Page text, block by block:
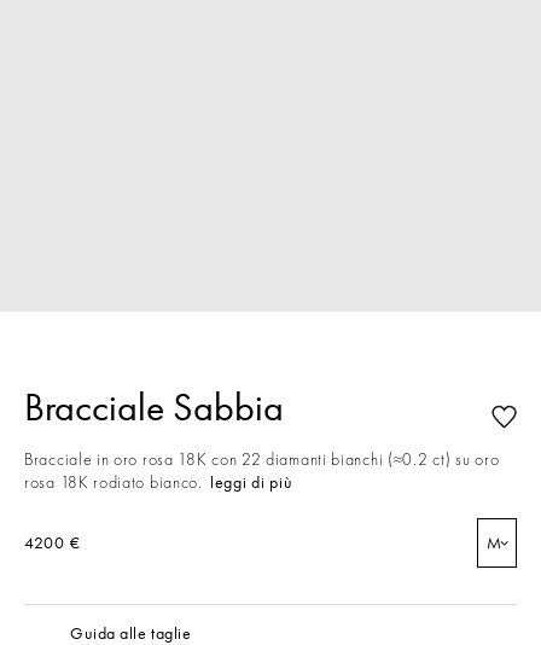
Bracciale Sabbia
Bracciale in oro rosa 18K con 22 diamanti bianchi (≈0.2 ct) su oro
rosa 18K rodiato bianco. leggi di più
4200 € M
Guida alle taglie